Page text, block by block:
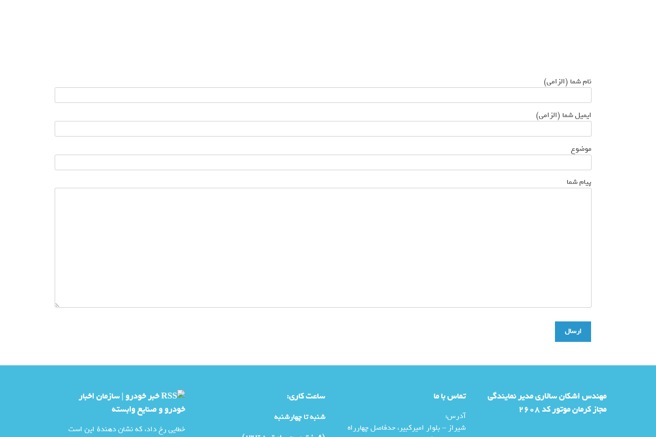
نام شما (الزامی)
ایمیل شما (الزامی)
موضوع
پیام شما
مهندس اشکان سالاری مدیر نمایندگی
مجاز کرمان موتور کد 2608
تماس با ما
آدرس:
شیراز – بلوار امیرکبیر، حدفاصل چهارراه
ساعت کاری:
شنبه تا چهارشنبه
خبر خودرو | سازمان اخبار
خودرو و صنايع وابسته
خطایی رخ داد، که نشان دهندهٔ این است